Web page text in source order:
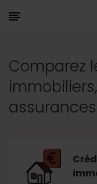
Comparez
assurances